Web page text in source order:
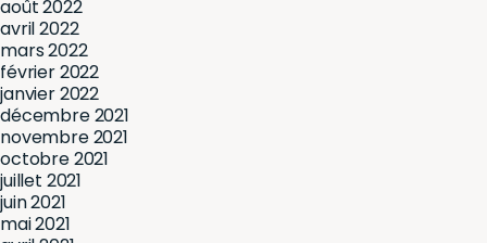
août 2022
avril 2022
mars 2022
février 2022
janvier 2022
décembre 2021
novembre 2021
octobre 2021
juillet 2021
juin 2021
mai 2021